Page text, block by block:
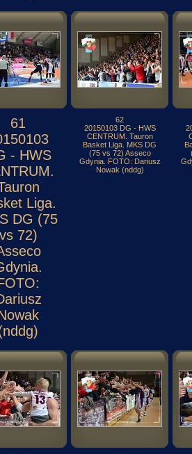
61
- HWS
Liga.
DG (75
vs 72)
62
20150103 DG - HWS
CENTRUM. Tauron
Basket Liga. MKS DG
(75 vs 72) Asseco
Gdynia. FOTO: Dariusz
Nowak (nddg)